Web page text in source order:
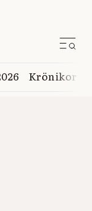
Krönikor